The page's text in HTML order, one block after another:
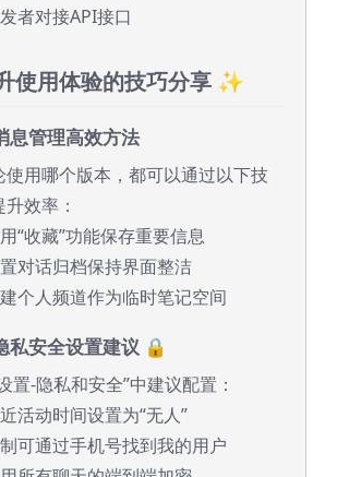
者对接API接口
使用体验的技巧分享 ✨
息管理高效方法
使用哪个版本，都可以通过以下技
效率：
“收藏”功能保存重要信息
对话归档保持界面整洁
个人频道作为临时笔记空间
私安全设置建议 🔒
置-隐私和安全”中建议配置：
活动时间设置为“无人”
可通过手机号找到我的用户